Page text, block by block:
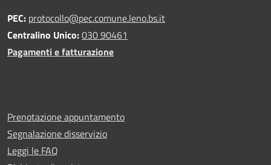
PEC: protocollo@pec.comune.leno.bs.it
Centralino Unico:030 90461
Pagamenti e fatturazione
Prenotazione appuntamento
Segnalazione disservizio
Leggi le FAQ